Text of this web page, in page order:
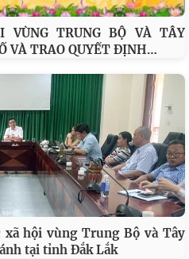
VÙNG TRUNG BỘ VÀ TÂY
VÀ TRAO QUYẾT ĐỊNH…
xã hội vùng Trung Bộ và Tây
tại tỉnh Đắk Lắk